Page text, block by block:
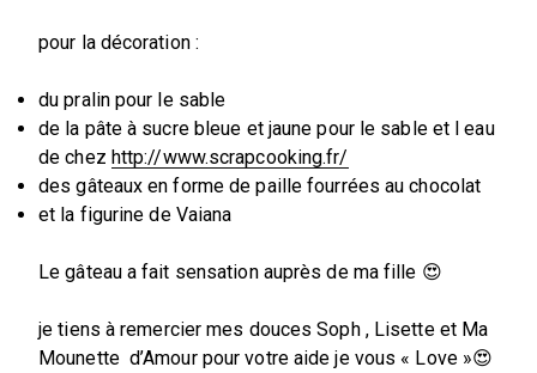
pour la décoration :
du pralin pour le sable
de la pâte à sucre bleue et jaune pour le sable et l eau
de chez http://www.scrapcooking.fr/
des gâteaux en forme de paille fourrées au chocolat
et la figurine de Vaiana
Le gâteau a fait sensation auprès de ma fille 😍
je tiens à remercier mes douces Soph , Lisette et Ma
Mounette d’Amour pour votre aide je vous « Love »😍